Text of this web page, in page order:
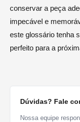
conservar a peça
impecável e
este glossário tenha
perfeito para a
Dúvidas? Fale
Nossa equipe